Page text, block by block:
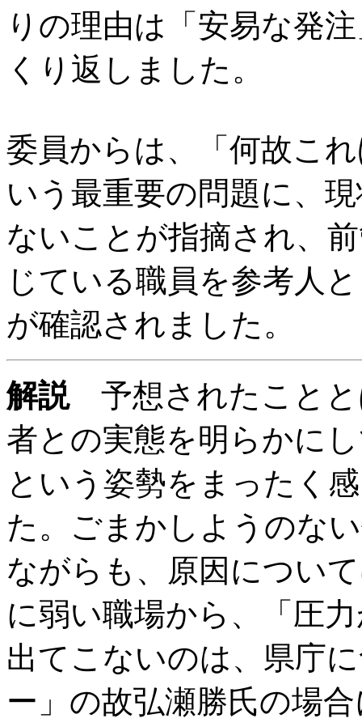
りの理由は「安易な発
くり返しました。
委員からは、「何故こ
いう最重要の問題に、
ないことが指摘され、
じている職員を参考人
が確認されました。
解説予想されたことと
者との実態を明らかに
という姿勢をまったく
た。ごまかしようのな
ながらも、原因につい
に弱い職場から、「圧
出てこないのは、県庁
ー」の故弘瀬勝氏の場